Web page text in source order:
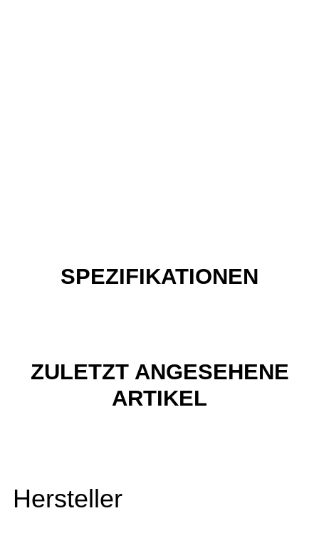
SPEZIFIKATIONEN
ZULETZT ANGESEHENE
ARTIKEL
Hersteller